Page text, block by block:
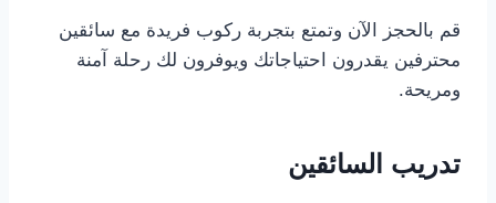
قم بالحجز الآن وتمتع بتجربة ركوب فريدة مع سائقين
محترفين يقدرون احتياجاتك ويوفرون لك رحلة آمنة
ومريحة.
تدريب السائقين